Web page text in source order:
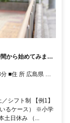
から始めてみませ
福
シフト制 【例1】
るケース） ※小学
土日休み （...